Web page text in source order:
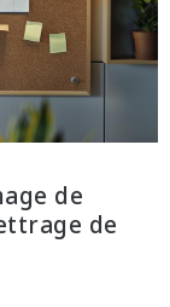
de
de